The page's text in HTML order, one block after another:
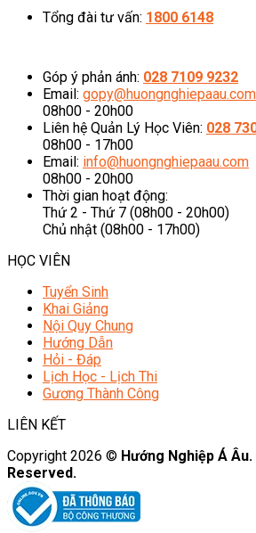
Tổng đài tư vấn: 1800 6148
Góp ý phản ánh: 028 7109 9232
Email: gopy@huongnghiepaau.com
08h00 - 20h00
Liên hệ Quản Lý Học Viên: 028
08h00 - 17h00
Email: info@huongnghiepaau.com
08h00 - 20h00
Thời gian hoạt động:
Thứ 2 - Thứ 7 (08h00 - 20h00)
Chủ nhật (08h00 - 17h00)
HỌC VIÊN
Tuyển Sinh
Khai Giảng
Nội Quy Chung
Hướng Dẫn
Hỏi - Đáp
Lịch Học - Lịch Thi
Gương Thành Công
LIÊN KẾT
Copyright 2026 © Hướng Nghiệp Á
Reserved.